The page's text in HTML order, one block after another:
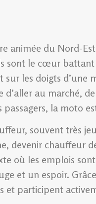
animée du Nord-
sont le cœur
sur les doigts
d’aller au marché,
la moto
souvent très
devenir chauffeur
où les emplois
et un espoir.
et participent